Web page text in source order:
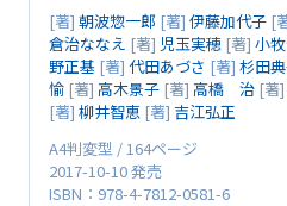
[著] 朝波惣一郎 [著] 伊藤加代子 [
倉治ななえ [著] 児玉実穂 [著] 小
野正基 [著] 代田あづさ [著] 杉田
愉 [著] 高木景子 [著] 高橋 治 [著]
[著] 柳井智恵 [著] 吉江弘正
A4判変型 / 164ページ
2017-10-10 発売
ISBN：978-4-7812-0581-6